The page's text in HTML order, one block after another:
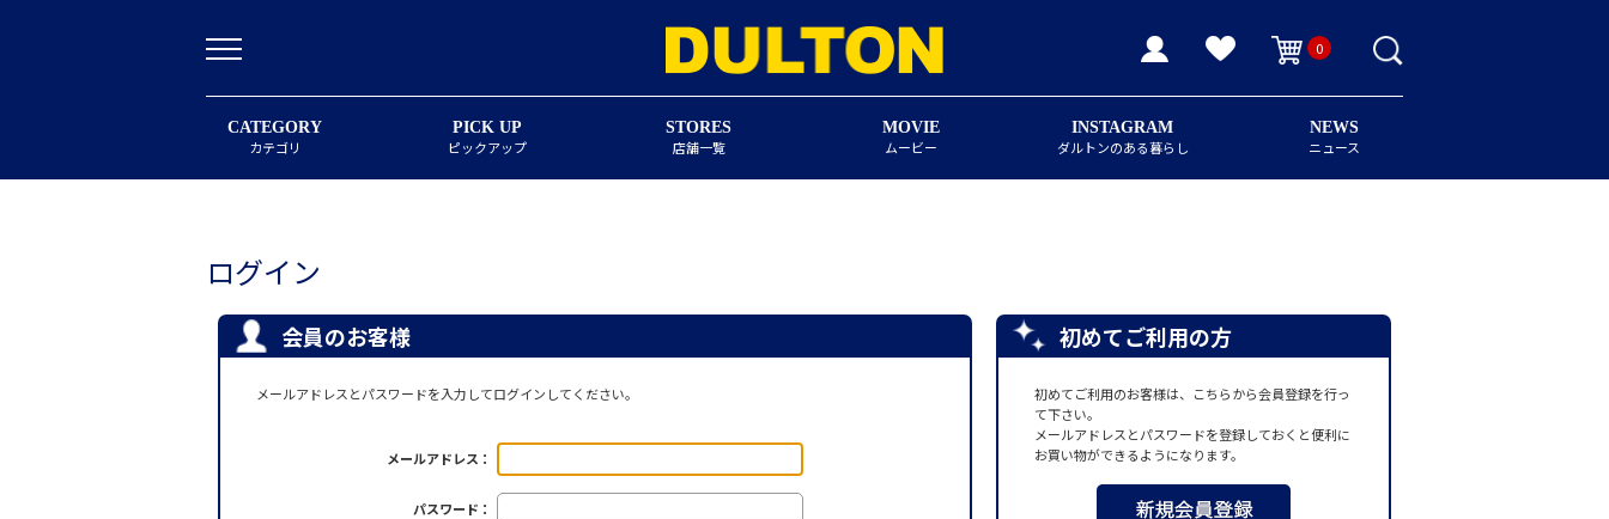
0
CATEGORY
カテゴリ
PICK UP
ピックアップ
STORES
店舗一覧
MOVIE
ムービー
INSTAGRAM
ダルトンのある暮らし
NEWS
ニュース
ログイン
会員のお客様
メールアドレスとパスワードを入力してログインしてください。
メールアドレス：
パスワード：
初めてご利用の方
初めてご利用のお客様は、こちらから会員登録を行っ
て下さい。
メールアドレスとパスワードを登録しておくと便利に
お買い物ができるようになります。